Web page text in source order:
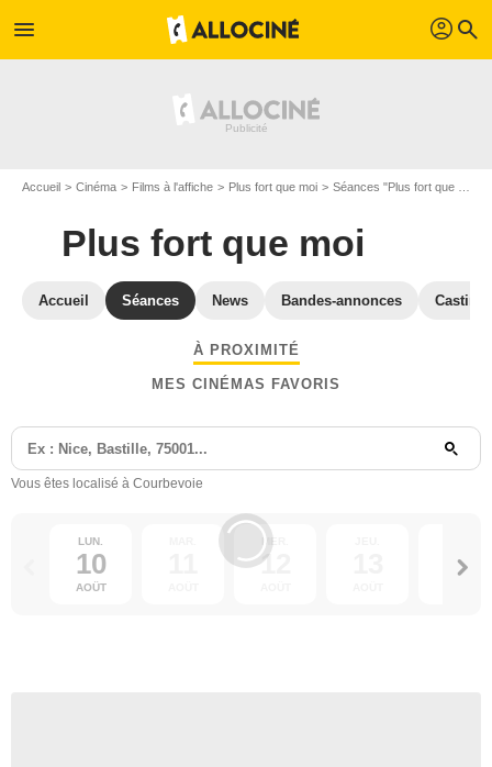
menu profil search
Accueil Cinéma Films à l'affiche Plus fort que moi Séances "Plus fort que moi" Hauts-de-Seine
Plus fort que moi
Accueil Séances News Bandes-annonces Casting
À PROXIMITÉ
MES CINÉMAS FAVORIS
Vous êtes localisé à Courbevoie
LUN.
10
AOÛT
12 14